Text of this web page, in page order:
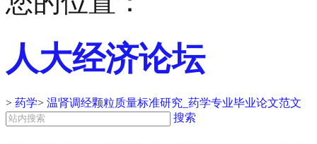
人大经济论坛
> 药学> 温肾调经颗粒质量标准研究_药学专业毕业论文范文
搜索